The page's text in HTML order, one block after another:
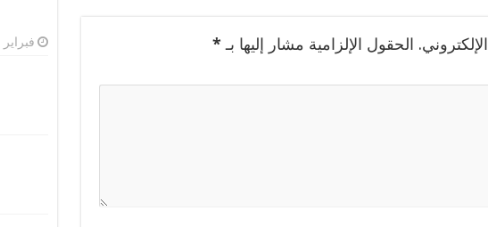
الحقول الإلزامية مشار إليها بـ*
فبراير 5, 2025